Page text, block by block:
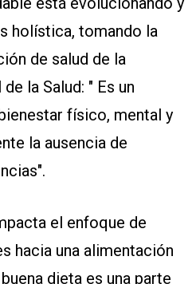
holística, tomando la
de salud de la
la Salud: " Es un
físico, mental y
la ausencia de
el enfoque de
hacia una alimentación
dieta es una parte